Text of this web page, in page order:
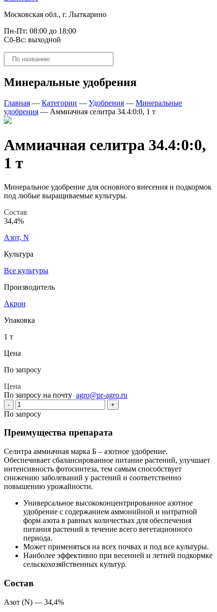
Московская обл., г. Лыткарино
Пн-Пт: 08:00 до 18:00
Сб-Вс: выходной
Поиск
товаров
Минеральные удобрения
Главная — Категории — Удобрения — Минеральные
удобрения — Аммиачная селитра 34.4:0:0, 1 т
Аммиачная селитра 34.4:0:0,
1 т
Минеральное удобрение для основного внесения и подкормок
под любые выращиваемые культуры.
Состав
34,4%
Азот, N
Культура
Все культуры
Производитель
Акрон
Упаковка
1 т
Цена
По запросу
Цена
По запросу на почту agro@pr-agro.ru
- +
По запросу
Преимущества препарата
Селитра аммиачная марка Б – азотное удобрение.
Обеспечивает сбалансированное питание растений, улучшает
интенсивность фотосинтеза, тем самым способствует
снижению заболеваний у растений и соответственно
повышению урожайности.
Универсальное высококонцентрированное азотное
удобрение с содержанием аммонийной и нитратной
форм азота в равных количествах для обеспечения
питания растений в течение всего вегетационного
периода.
Может применяться на всех почвах и под все культуры.
Наиболее эффективно при весенней и летней подкормке
сельскохозяйственных культур.
Состав
Азот (N) — 34,4%